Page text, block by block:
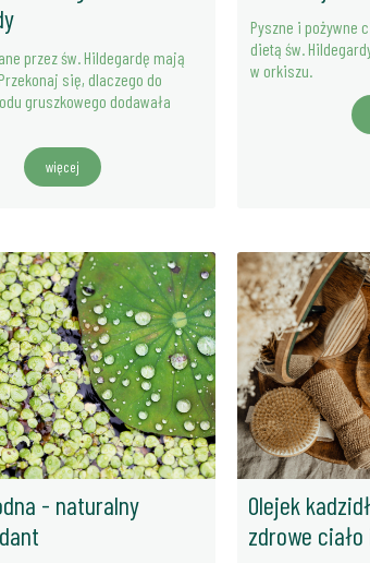
przez św. Hildegardę mają
się, dlaczego do
gruszkowego dodawała
więcej
Pyszne i pożywne
dietą św.
w orkiszu.
- naturalny
Olejek
zdrowe ciało